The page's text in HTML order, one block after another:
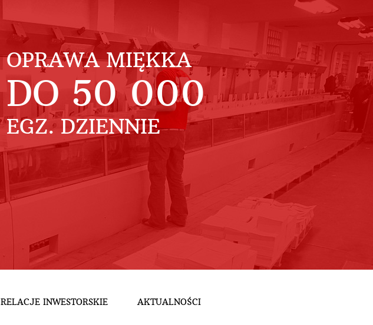
OPRAWA MIĘKKA
DO 50 000
EGZ. DZIENNIE
RELACJE INWESTORSKIE AKTUALNOŚCI